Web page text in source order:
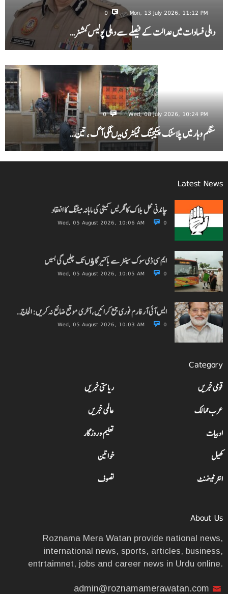
Mon, 13 July 2026, 11:12 PM
0
دہلی فسادات میں عدالت کے فیصلے سے دہلی پولیس کمشنر…
Wed, 08 July 2026, 10:24 PM
0
سنگم وہار میں پلاسٹک پیکیجنگ فیکٹری میںلگی آگ ، تین…
Latest News
چاندنی محل بلاک کانگریس کمیٹی کی ماہانہ میٹنگ کا انعقاد
Wed, 05 August 2026, 10:06 AM 0
ایم سی ڈی سوک سینٹر سے باکنیر گاﺅں تک چلیں گی بسیں
Wed, 05 August 2026, 10:05 AM 0
ایس آئی آر فارم فوری جمع کرائیں، آخری موقع ضائع نہ کریں: الحاج…
Wed, 05 August 2026, 10:03 AM 0
Category
قومی خبریں
ریاستی خبریں
عرب ممالک
عالمی خبریں
ادبیات
تعلیم و روزگار
کھیل
خواتین
انٹرٹینمنٹ
تصوف
About Us
Roznama Mera Watan provide national news,
international news, sports, articles, business,
entrtaimnet, jobs and career news in Urdu online.
admin@roznamamerawatan.com